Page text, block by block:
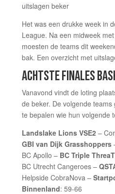
Het was een drukke week in
League. Na een midweek
moesten de teams dit
bak. Een overzicht met
ACHTSTE FINALES
Vanavond vindt de loting
de beker. De volgende
te bepalen wie hun volgende
Landslake Lions VSE2–
GBI van Dijk Grasshoppers
BC Apollo – BC Triple ThreaT
BC Utrecht Cangeroes –
Helpside CobraNova –
Binnenland: 59-66